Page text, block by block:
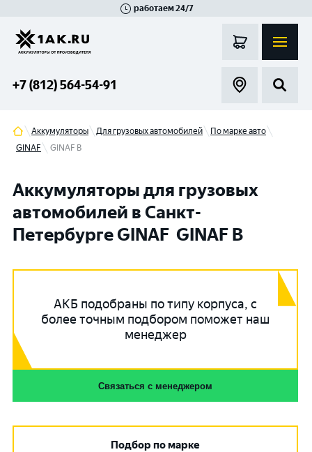
работаем 24/7
+7 (812) 564-54-91
Аккумуляторы Для грузовых автомобилей
По марке авто
GINAF
GINAF В
Аккумуляторы для грузовых
автомобилей в Санкт-
Петербурге GINAF GINAF В
АКБ подобраны по типу корпуса, с
более точным подбором поможет наш
менеджер
Связаться с менеджером
Подбор по марке
Гатчина